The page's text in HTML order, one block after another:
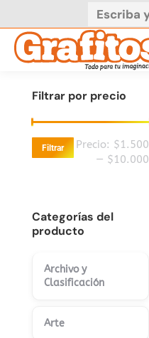
Buscar:
Filtrar por precio
Filtrar Precio: $1.500
— $10.000
Categorías del
producto
Archivo y
Clasificación
Arte